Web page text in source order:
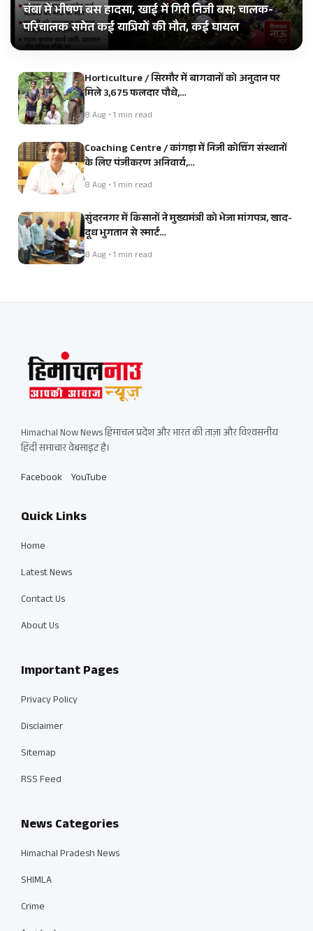
चंबा में भीषण बस हादसा, खाई में गिरी निजी बस; चालक-
परिचालक समेत कई यात्रियों की मौत, कई घायल
Horticulture / सिरमौर में बागवानों को अनुदान पर
मिले 3,675 फलदार पौधे,…
8 Aug • 1 min read
Coaching Centre / कांगड़ा में निजी कोचिंग संस्थानों
के लिए पंजीकरण अनिवार्य,…
8 Aug • 1 min read
सुंदरनगर में किसानों ने मुख्यमंत्री को भेजा मांगपत्र, खाद-
दूध भुगतान से स्मार्ट…
8 Aug • 1 min read
Himachal Now News हिमाचल प्रदेश और भारत की ताज़ा और विश्वसनीय
हिंदी समाचार वेबसाइट है।
Facebook YouTube
Quick Links
Home
Latest News
Contact Us
About Us
Important Pages
Privacy Policy
Disclaimer
Sitemap
RSS Feed
News Categories
Himachal Pradesh News
SHIMLA
Crime